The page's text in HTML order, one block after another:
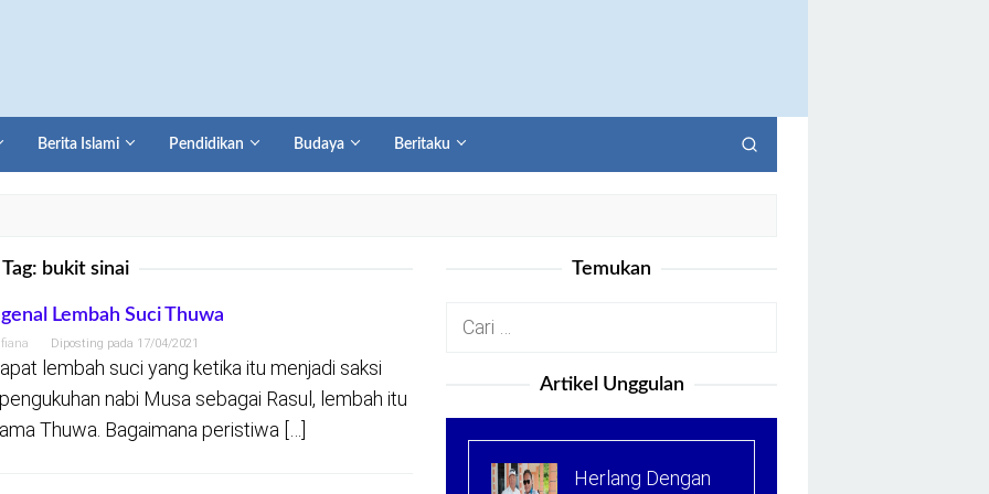
Berita Islami Pendidikan Budaya Beritaku
Tag: bukit sinai
Lembah Suci Thuwa
Diposting pada 17/04/2021
lembah suci yang ketika itu menjadi saksi
nabi Musa sebagai Rasul, lembah itu
Thuwa. Bagaimana peristiwa […]
Temukan
Cari
Artikel Unggulan
Herlang Dengan